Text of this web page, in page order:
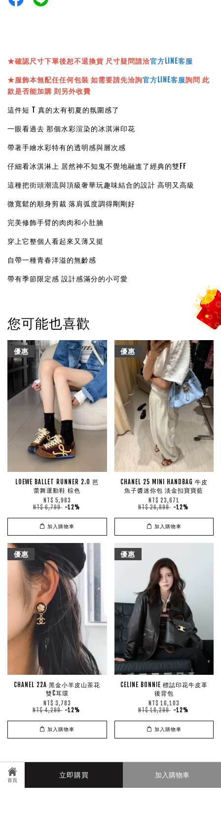
首頁
立即購買 加入購物車
★確認尺寸下單後恕不退換貨 尺寸疑問請洽官方LINE客服
★服飾本無配任任何包裝 如需要請先洽詢官方LINE客服詢問 此
款是否能加購 則另外收費
這件短 T 真的太有初夏的氛圍感了
一眼看過去 那個水彩渲染的冰淇淋印花
帶著手繪水彩特有的透明感與層次感
仔細看冰淇淋上 居然神不知鬼不覺地融進了經典的雙FF
這種把街頭潮流與頂級奢華玩趣味結合的設計 高明又高級
微寬鬆的順身剪裁 落肩弧度調得剛剛好
完美修飾手臂的肉肉和小肚腩
穿上它整個人看起來又薄又挺
自帶一種青春洋溢的無齡感
帶有季節限定感 設計感滿分的小可愛
您可能也喜歡
優惠
LOEWE BALLET RUNNER 2.0 芭
蕾舞運動鞋 棕色
NT$ 5,983
NT$ 6,799 -12%
加入購物車
優惠
CHANEL 25 MINI HANDBAG 牛皮
魚子醬迷你包 淡金扣寶寶藍
NT$ 23,671
NT$ 26,899 -12%
加入購物車
優惠
CHANEL 22A 黑金小羊皮山茶花
雙C耳環
NT$ 3,783
NT$ 4,299 -12%
加入購物車
優惠
CELINE BONNIE 標誌印花牛皮革
後背包
NT$ 16,103
NT$ 18,299 -12%
加入購物車
Manmanin